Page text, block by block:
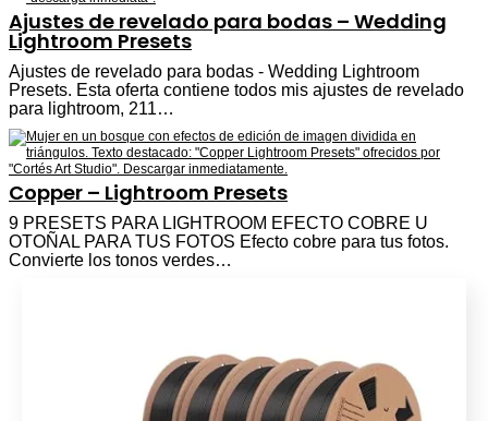
Ajustes de revelado para bodas – Wedding
Lightroom Presets
Ajustes de revelado para bodas - Wedding Lightroom
Presets. Esta oferta contiene todos mis ajustes de revelado
para lightroom, 211…
Copper – Lightroom Presets
9 PRESETS PARA LIGHTROOM EFECTO COBRE U
OTOÑAL PARA TUS FOTOS Efecto cobre para tus fotos.
Convierte los tonos verdes…